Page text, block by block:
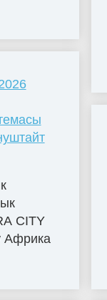
CITY
Африка